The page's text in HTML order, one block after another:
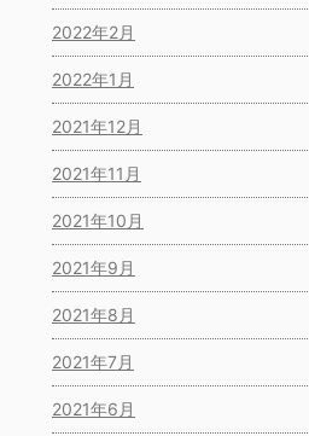
2022年2月
2022年1月
2021年12月
2021年11月
2021年10月
2021年9月
2021年8月
2021年7月
2021年6月